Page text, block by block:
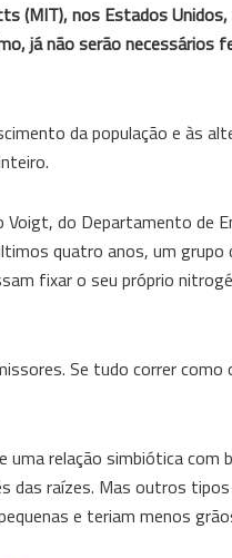
(MIT), nos Estados
já não serão necessários
da população e às
do Departamento de
quatro anos, um
fixar o seu próprio
Se tudo correr
relação simbiótica com
das raízes. Mas outros
e teriam menos